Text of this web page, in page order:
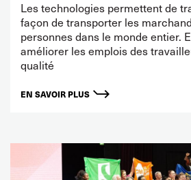
Les technologies permettent de
façon de transporter les
personnes dans le monde entier.
améliorer les emplois des
qualité
EN SAVOIR PLUS